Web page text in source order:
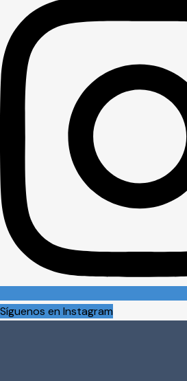
Síguenos en Instagram